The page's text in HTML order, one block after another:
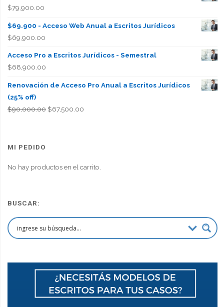
$79,900.00
$69.900 - Acceso Web Anual a Escritos Jurídicos
$69,900.00
Acceso Pro a Escritos Jurídicos - Semestral
$68,900.00
Renovación de Acceso Pro Anual a Escritos Jurídicos
(25% off)
$90,000.00 El
$67,500.00El
MI PEDIDO
No hay productos en el carrito.
BUSCAR: